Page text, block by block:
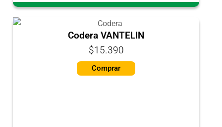
Codera VANTELIN
$15.390
Comprar